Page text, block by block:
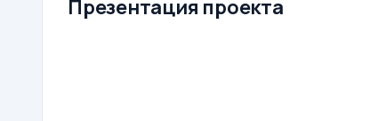
Презентация проекта